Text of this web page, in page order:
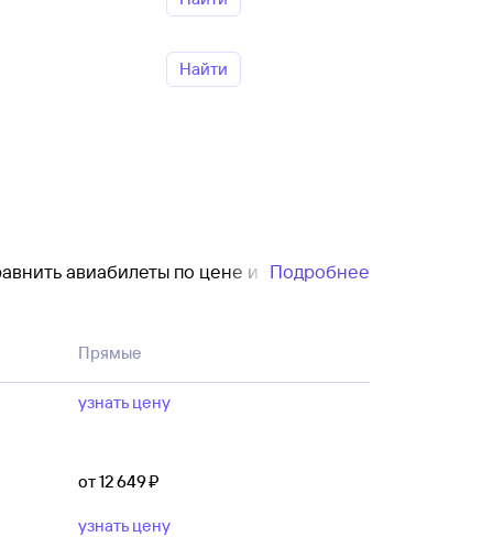
Найти
по цене и выбрать
с вылетом из Ленска за день
Подробнее
Прямые
узнать цену
от 12 ⁠649 ⁠₽
узнать цену